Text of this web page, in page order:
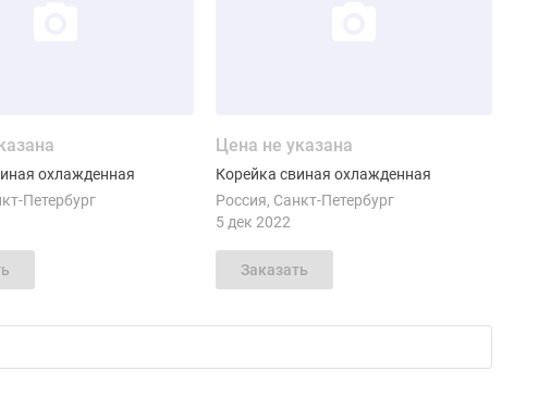
охлажденная
Петербург
Цена не указана
Корейка свиная охлажденная
Россия Санкт-Петербург
5 дек 2022
Заказать